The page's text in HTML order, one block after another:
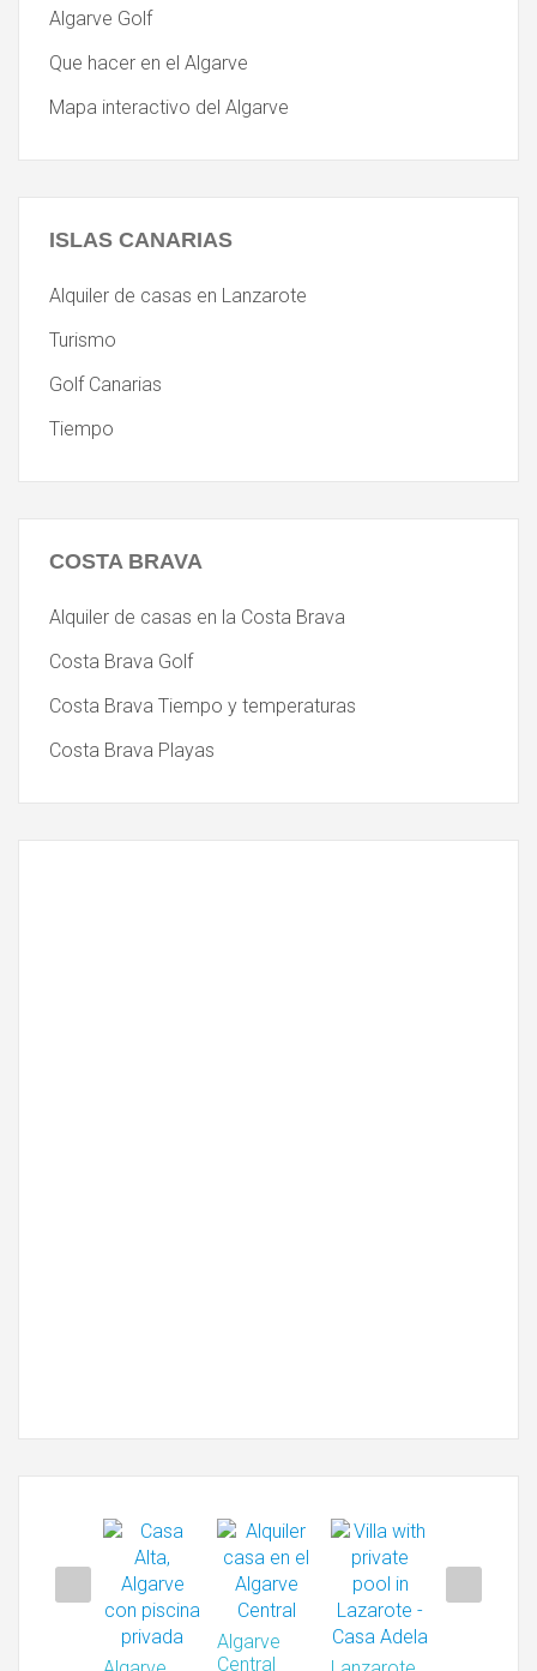
Algarve Golf
Que hacer en el Algarve
Mapa interactivo del Algarve
ISLAS CANARIAS
Alquiler de casas en Lanzarote
Turismo
Golf Canarias
Tiempo
COSTA BRAVA
Alquiler de casas en la Costa Brava
Costa Brava Golf
Costa Brava Tiempo y temperaturas
Costa Brava Playas
Algarve
Central